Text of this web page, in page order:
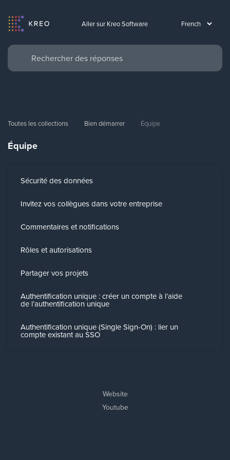
Aller sur Kreo Software
Toutes les collections Bien démarrer Équipe
Équipe
Sécurité des données
Invitez vos collègues dans votre entreprise
Commentaires et notifications
Rôles et autorisations
Partager vos projets
Authentification unique : créer un compte à l’aide
de l’authentification unique
Authentification unique (Single Sign-On) : lier un
compte existant au SSO
Website
Youtube